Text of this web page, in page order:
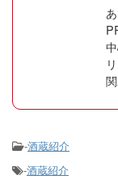
-酒蔵紹介
-酒蔵紹介